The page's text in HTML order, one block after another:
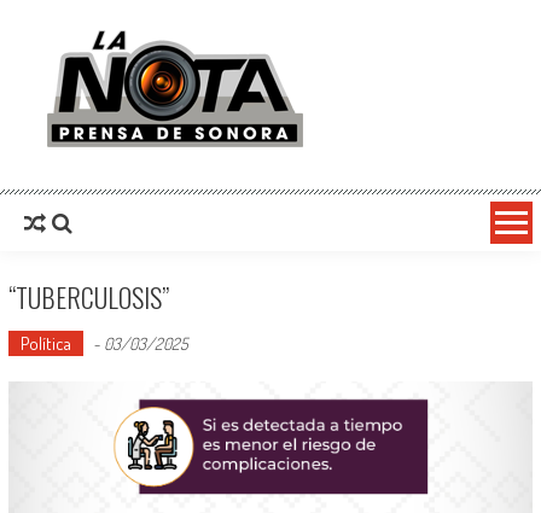
La Nota Prensa De Sonora
“TUBERCULOSIS”
Política - 03/03/2025